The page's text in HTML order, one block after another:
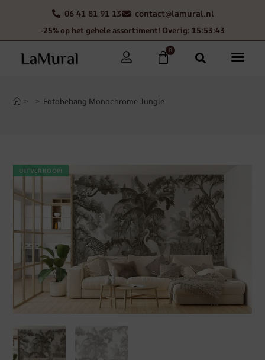
06 41 81 91 13 contact@lamural.nl
-25% op het gehele assortiment! Overig: 15:53:43
0
> > Fotobehang Monochrome Jungle
UITVERKOOP!